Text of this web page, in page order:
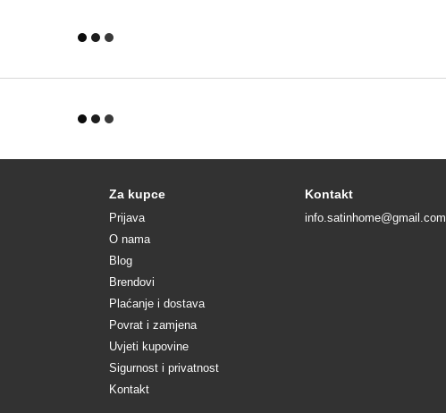
Za kupce
Prijava
O nama
Blog
Brendovi
Plaćanje i dostava
Povrat i zamjena
Uvjeti kupovine
Sigurnost i privatnost
Kontakt
Kontakt
info.satinhome@gmail.com